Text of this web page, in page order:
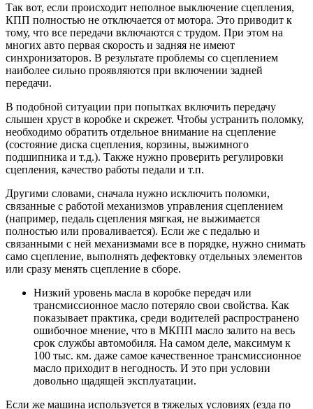
Так вот, если происходит неполное выключение сцепления,
КПП полностью не отключается от мотора. Это приводит к
тому, что все передачи включаются с трудом. При этом на
многих авто первая скорость и задняя не имеют
синхронизаторов. В результате проблемы со сцеплением
наиболее сильно проявляются при включении задней
передачи.
В подобной ситуации при попытках включить передачу
слышен хруст в коробке и скрежет. Чтобы устранить поломку,
необходимо обратить отдельное внимание на сцепление
(состояние диска сцепления, корзины, выжимного
подшипника и т.д.). Также нужно проверить регулировки
сцепления, качество работы педали и т.п.
Другими словами, сначала нужно исключить поломки,
связанные с работой механизмов управления сцеплением
(например, педаль сцепления мягкая, не выжимается
полностью или проваливается). Если же с педалью и
связанными с ней механизмами все в порядке, нужно снимать
само сцепление, выполнять дефектовку отдельных элементов
или сразу менять сцепление в сборе.
Низкий уровень масла в коробке передач или
трансмиссионное масло потеряло свои свойства. Как
показывает практика, среди водителей распространено
ошибочное мнение, что в МКПП масло залито на весь
срок службы автомобиля. На самом деле, максимум к
100 тыс. км. даже самое качественное трансмиссионное
масло приходит в негодность. И это при условии
довольно щадящей эксплуатации.
Если же машина используется в тяжелых условиях (езда по